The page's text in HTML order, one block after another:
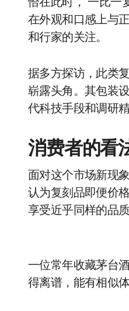
恰在此时，“一比一
在外观和口感上与
和行家的关注。
据多方探访，此类
崭露头角。其包装
代科技手段和调研
消费者的看
面对这个市场新现
认为复刻品即便价
享受近乎同样的品
一位常年收藏茅台
得离谱，能有相似